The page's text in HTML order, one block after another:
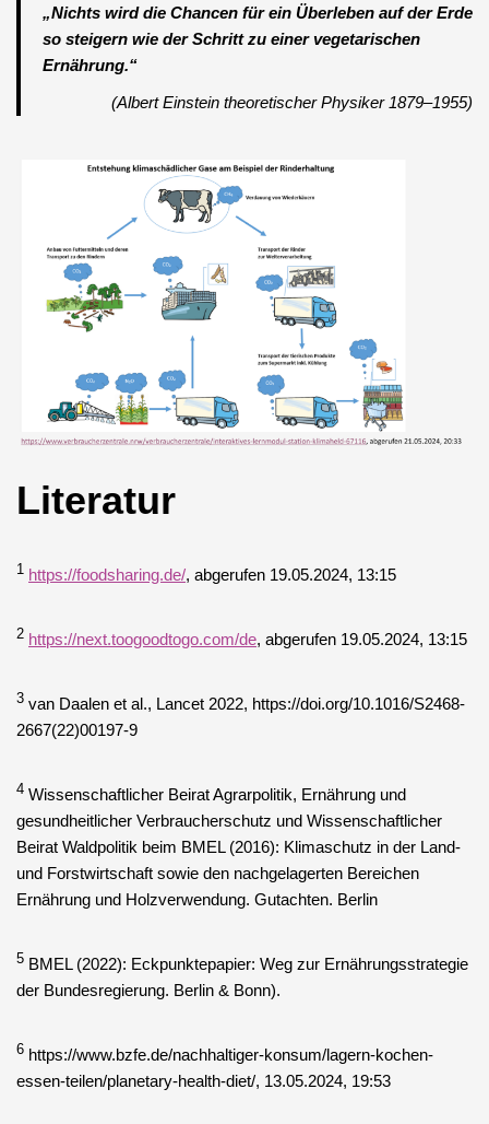
„Nichts wird die Chancen für ein Überleben auf der Erde
so steigern wie der Schritt zu einer vegetarischen
Ernährung.“
(Albert Einstein theoretischer Physiker 1879–1955)
Literatur
1 https://foodsharing.de/, abgerufen 19.05.2024, 13:15
2 https://next.toogoodtogo.com/de, abgerufen 19.05.2024, 13:15
3 van Daalen et al., Lancet 2022, https://doi.org/10.1016/S2468-
2667(22)00197-9
4 Wissenschaftlicher Beirat Agrarpolitik, Ernährung und
gesundheitlicher Verbraucherschutz und Wissenschaftlicher
Beirat Waldpolitik beim BMEL (2016): Klimaschutz in der Land-
und Forstwirtschaft sowie den nachgelagerten Bereichen
Ernährung und Holzverwendung. Gutachten. Berlin
5 BMEL (2022): Eckpunktepapier: Weg zur Ernährungsstrategie
der Bundesregierung. Berlin & Bonn).
6 https://www.bzfe.de/nachhaltiger-konsum/lagern-kochen-
essen-teilen/planetary-health-diet/, 13.05.2024, 19:53